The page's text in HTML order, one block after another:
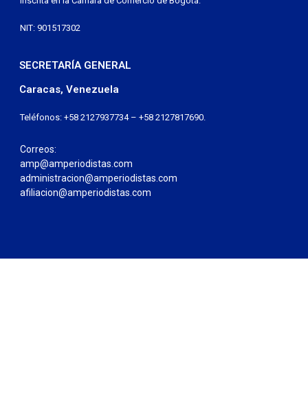
NIT: 901517302
SECRETARÍA GENERAL
Caracas, Venezuela
Teléfonos: +58 2127937734 – +58 2127817690.
Correos:
amp@amperiodistas.com
administracion@amperiodistas.com
afiliacion@amperiodistas.com